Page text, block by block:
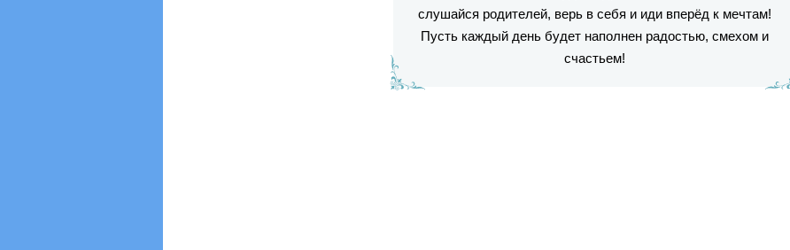
слушайся родителей, верь в себя и иди вперёд к мечтам!
Пусть каждый день будет наполнен радостью, смехом и
счастьем!